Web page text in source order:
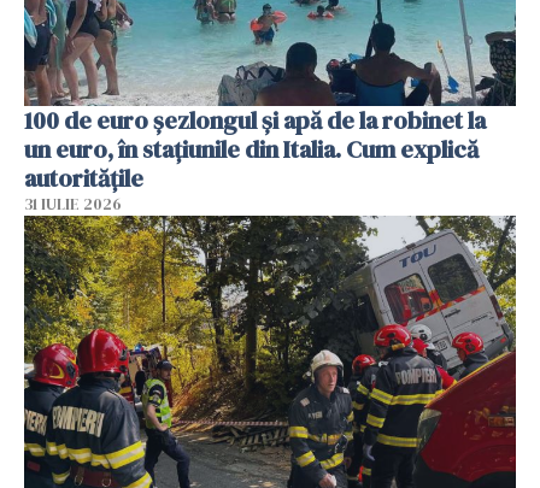
100 de euro șezlongul și apă de la robinet la
un euro, în stațiunile din Italia. Cum explică
autoritățile
31 IULIE 2026